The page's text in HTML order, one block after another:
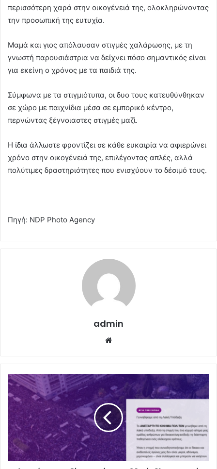
περισσότερη χαρά στην οικογένειά της, ολοκληρώνοντας
την προσωπική της ευτυχία.
Μαμά και γιος απόλαυσαν στιγμές χαλάρωσης, με τη
γνωστή παρουσιάστρια να δείχνει πόσο σημαντικός είναι
για εκείνη ο χρόνος με τα παιδιά της.
Σύμφωνα με τα στιγμιότυπα, οι δυο τους κατευθύνθηκαν
σε χώρο με παιχνίδια μέσα σε εμπορικό κέντρο,
περνώντας ξέγνοιαστες στιγμές μαζί.
Η ίδια άλλωστε φροντίζει σε κάθε ευκαιρία να αφιερώνει
χρόνο στην οικογένειά της, επιλέγοντας απλές, αλλά
πολύτιμες δραστηριότητες που ενισχύουν το δέσιμό τους.
Πηγή: NDP Photo Agency
admin